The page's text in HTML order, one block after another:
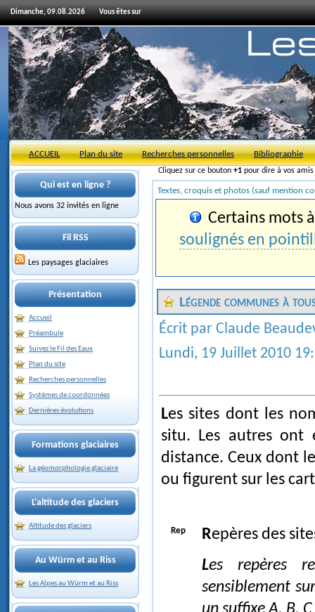
Dimanche, 09.08.2026 Vous êtes sur
ACCUEIL Plan du site Recherches personnelles Bibliographie
Cliquez sur ce bouton +1 pour dire à vos
Qui est en ligne ?
Nous avons 32 invités en ligne
Fil RSS
Les paysages glaciaires
Présentation
Accueil
Préambule
Suivez le Fil des Eaux
Plan du site
Recherches personnelles
Systèmes de coordonnées
Dernières évolutions
Formations glaciaires
La géomorphologie glaciaire
L'altitude des glaciers
Altitude des glaciers
Au Würm et au Riss
Les Alpes au Würm et au Riss
Textes, croquis et photos (sauf mention
Certains mots
soulignés en
Légende communes à
Écrit par Claude
Lundi, 19 Juillet 2010
Les sites dont les
situ. Les autres ont
distance. Ceux dont
ou figurent sur les
Rep
Repères des
Les repères relatifs à plusieurs sites caractéristiques situés
sensiblement